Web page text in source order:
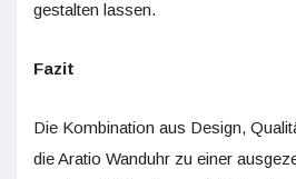
gestalten lassen.
Fazit
Die Kombination aus Design,
die Aratio Wanduhr zu einer